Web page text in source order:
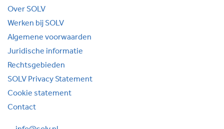
Over SOLV
Werken bij SOLV
Algemene voorwaarden
Juridische informatie
Rechtsgebieden
SOLV Privacy Statement
Cookie statement
Contact